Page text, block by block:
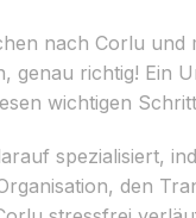
nach Corlu
genau richtig! Ein
wichtigen
spezialisiert,
den